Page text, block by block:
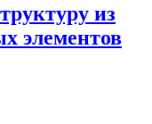
из
элементов